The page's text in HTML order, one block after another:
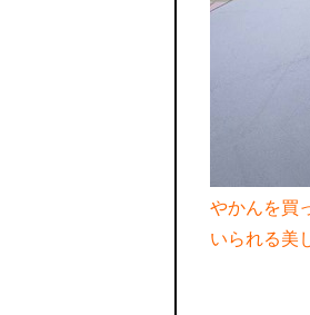
やかんを買
いられる美